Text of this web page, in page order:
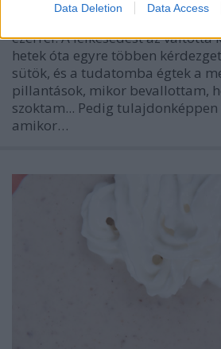
Data Deletion Data Access
Ez évben megtörtem egy
ezerrel. A lelkesedést az váltotta
hetek óta egyre többen
sütök, és a tudatomba égtek a
pillantások, mikor bevallottam,
szoktam... Pedig tulajdonképpen
amikor…